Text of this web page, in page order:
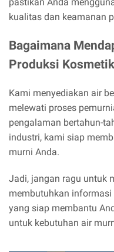
kualitas dan keamanan
Bagaimana
Produksi
Kami menyediakan air
melewati proses
pengalaman bertahun-
industri, kami siap
murni Anda.
Jadi, jangan ragu untuk
membutuhkan
yang siap membantu
untuk kebutuhan air